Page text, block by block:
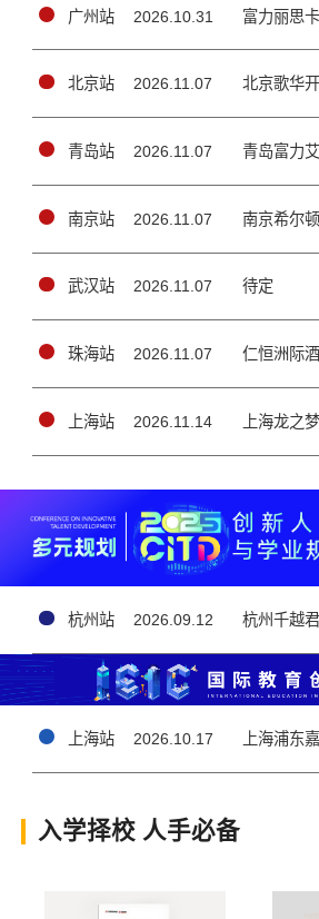
广州站 2026.10.31
北京站 2026.11.07
青岛站 2026.11.07
南京站 2026.11.07
武汉站 2026.11.07 待定
珠海站 2026.11.07
上海站 2026.11.14
杭州站 2026.09.12
上海站 2026.10.17
入学择校 人手必备